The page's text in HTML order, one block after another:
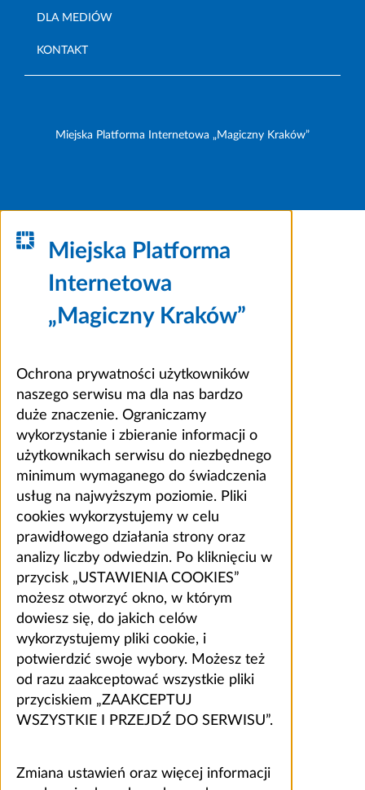
DLA MEDIÓW
KONTAKT
Miejska Platforma Internetowa „Magiczny Kraków”
Miejska Platforma
Internetowa
„Magiczny Kraków”
Ochrona prywatności użytkowników
naszego serwisu ma dla nas bardzo
duże znaczenie. Ograniczamy
wykorzystanie i zbieranie informacji o
użytkownikach serwisu do niezbędnego
minimum wymaganego do świadczenia
usług na najwyższym poziomie. Pliki
cookies wykorzystujemy w celu
prawidłowego działania strony oraz
analizy liczby odwiedzin. Po kliknięciu w
przycisk „USTAWIENIA COOKIES”
możesz otworzyć okno, w którym
dowiesz się, do jakich celów
wykorzystujemy pliki cookie, i
potwierdzić swoje wybory. Możesz też
od razu zaakceptować wszystkie pliki
przyciskiem „ZAAKCEPTUJ
WSZYSTKIE I PRZEJDŹ DO SERWISU”.
Zmiana ustawień oraz więcej informacji